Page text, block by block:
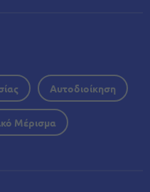
Αυτοδιοίκηση
Μέρισμα